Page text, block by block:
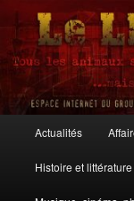
Aller
contenu
principalLe
principal
Actualités
Histoire et littérature